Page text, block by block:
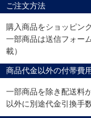
ご注文方法
購入商品をショッピン
一部商品は送信フォー
載）
商品代金以外の付帯費
一部商品を除き配送料
以外に別途代金引換手